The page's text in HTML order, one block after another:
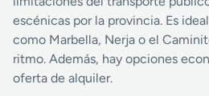
escénicas por la provincia. Es
como Marbella, Nerja o el
ritmo. Además, hay opciones
oferta de alquiler.